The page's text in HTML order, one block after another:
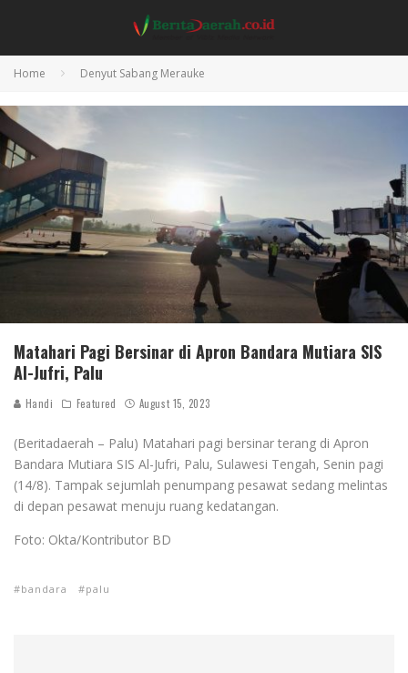
Home Denyut Sabang Merauke
Matahari Pagi Bersinar di Apron Bandara Mutiara SIS
Al-Jufri, Palu
Handi Featured August 15, 2023
(Beritadaerah – Palu) Matahari pagi bersinar terang di Apron
Bandara Mutiara SIS Al-Jufri, Palu, Sulawesi Tengah, Senin pagi
(14/8). Tampak sejumlah penumpang pesawat sedang melintas
di depan pesawat menuju ruang kedatangan.
Foto: Okta/Kontributor BD
bandara palu